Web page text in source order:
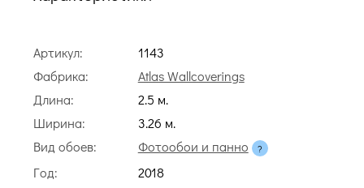
Артикул:
1143
Фабрика:
Atlas Wallcoverings
Длина:
2.5 м.
Ширина:
3.26 м.
Вид обоев:
Фотообои и панно
Год:
2018